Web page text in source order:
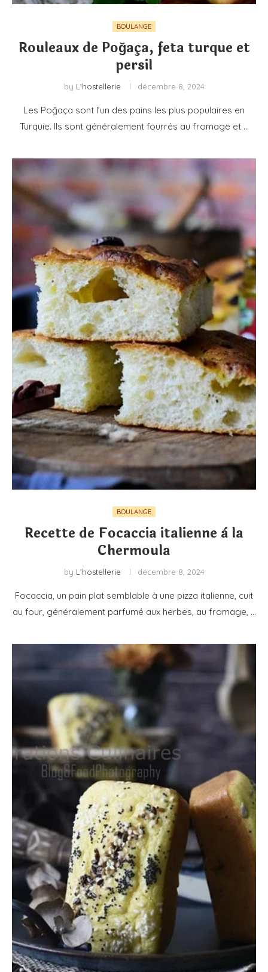
BOULANGE
Rouleaux de Poğaça, feta turque et
persil
by L'hostellerie décembre 8, 2024
Les Poğaça sont l’un des pains les plus populaires en
Turquie. Ils sont généralement fourrés au fromage et …
BOULANGE
Recette de Focaccia italienne à la
Chermoula
by L'hostellerie décembre 8, 2024
Focaccia, un pain plat semblable à une pizza italienne, cuit
au four, généralement parfumé aux herbes, au fromage, …